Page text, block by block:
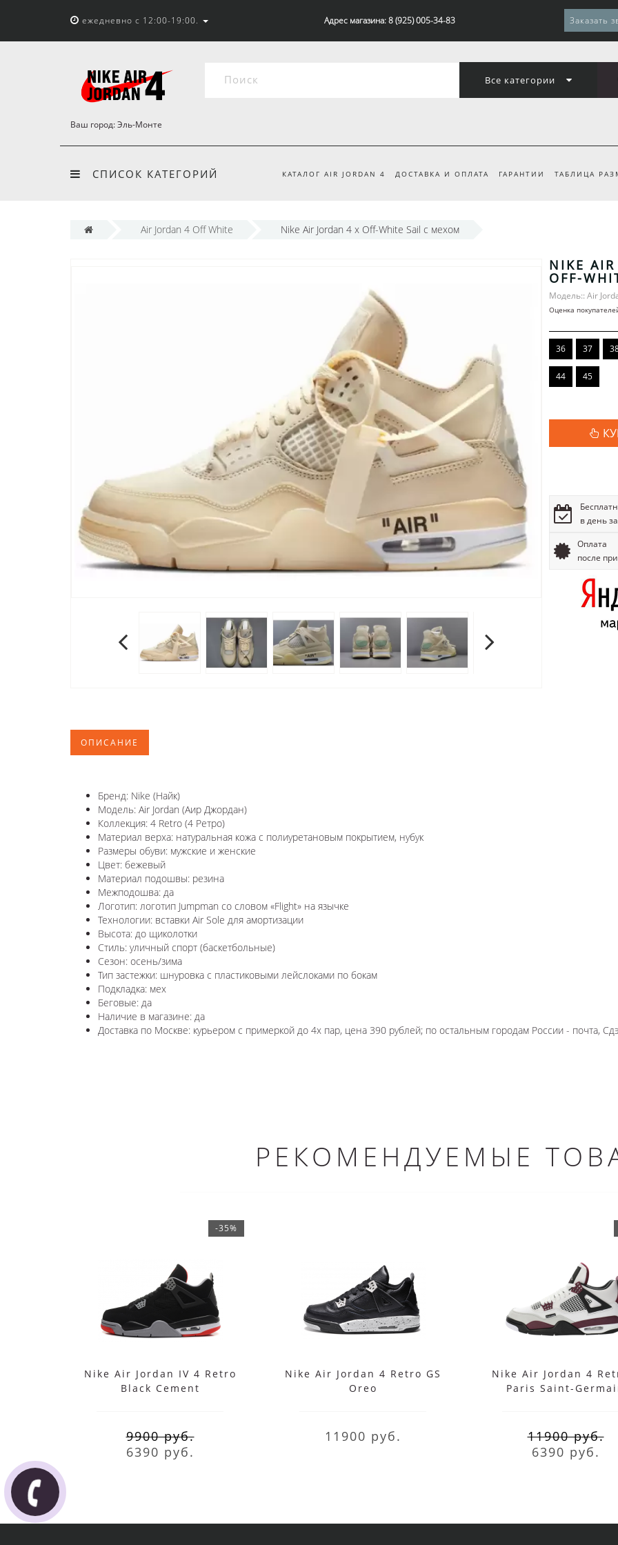
ежедневно с 12:00-19:00. Адрес магазина: 8 (925) 005-34-83 Заказать
Все категории
Ваш город:Эль-Монте
СПИСОК КАТЕГОРИЙ КАТАЛОГ AIR JORDAN 4 ДОСТАВКА И ОПЛАТА ГАРАНТИИ ТАБЛИЦА
Air Jordan 4 Off White Nike Air Jordan 4 x Off-White Sail с мехом
NIKE
OFF-
Модель:: Air
Оценка
36 37
44 45
в день
Оплата
после
ОПИСАНИЕ
Бренд: Nike (Найк)
Модель: Air Jordan (Аир Джордан)
Коллекция: 4 Retro (4 Ретро)
Материал верха: натуральная кожа с полиуретановым покрытием, нубук
Размеры обуви: мужские и женские
Цвет: бежевый
Материал подошвы: резина
Межподошва: да
Логотип: логотип Jumpman со словом «Flight» на язычке
Технологии: вставки Air Sole для амортизации
Высота: до щиколотки
Стиль: уличный спорт (баскетбольные)
Сезон: осень/зима
Тип застежки: шнуровка с пластиковыми лейслоками по бокам
Подкладка: мех
Беговые: да
Наличие в магазине: да
Доставка по Москве: курьером с примеркой до 4х пар, цена 390 рублей; по остальным городам России - почта,
РЕКОМЕНДУЕМЫЕ
-35%
Nike Air Jordan IV 4 Retro
Black Cement
9900 руб.
6390 руб.
Nike Air Jordan 4 Retro GS
Oreo
11900 руб.
Nike Air Jordan 4
Paris Saint-
11900 руб.
6390 руб.